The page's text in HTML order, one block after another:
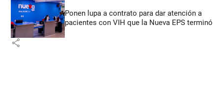
Ponen lupa a contrato para dar atención a
pacientes con VIH que la Nueva EPS terminó
share